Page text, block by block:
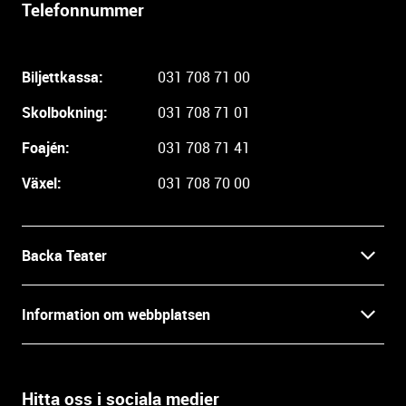
Telefonnummer
Biljettkassa:
031 708 71 00
Skolbokning:
031 708 71 01
Foajén:
031 708 71 41
Växel:
031 708 70 00
Backa Teater
Press
Prao, praktik och lediga tjänster
Information om webbplatsen
Hitta oss i sociala medier